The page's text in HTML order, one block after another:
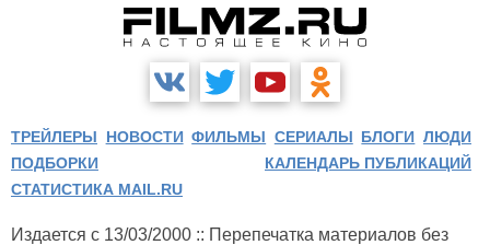
ТРЕЙЛЕРЫ НОВОСТИ ФИЛЬМЫ СЕРИАЛЫ БЛОГИ ЛЮДИ
ПОДБОРКИ
КАЛЕНДАРЬ ПУБЛИКАЦИЙ
СТАТИСТИКА MAIL.RU
Издается с 13/03/2000 :: Перепечатка материалов без